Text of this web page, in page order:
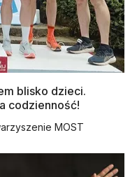
blisko dzieci.
codzienność!
MOST